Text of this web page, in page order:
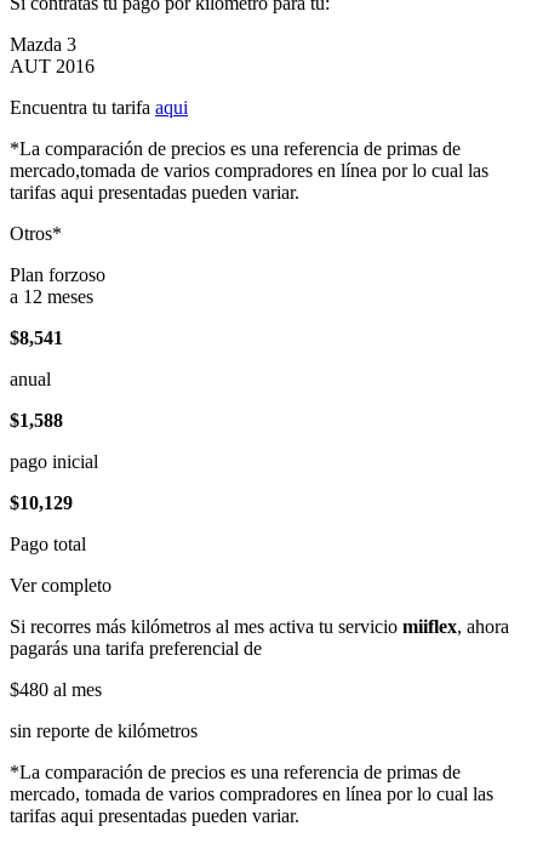
Mazda 3
AUT 2016
Encuentra tu tarifa aqui
*La comparación de precios es una referencia de primas de
mercado,tomada de varios compradores en línea por lo cual las
tarifas aqui presentadas pueden variar.
Otros*
Plan forzoso
a 12 meses
$8,541
anual
$1,588
pago inicial
$10,129
Pago total
Ver completo
Si recorres más kilómetros al mes activa tu servicio miiflex, ahora
pagarás una tarifa preferencial de
$480 al mes
sin reporte de kilómetros
*La comparación de precios es una referencia de primas de
mercado, tomada de varios compradores en línea por lo cual las
tarifas aqui presentadas pueden variar.